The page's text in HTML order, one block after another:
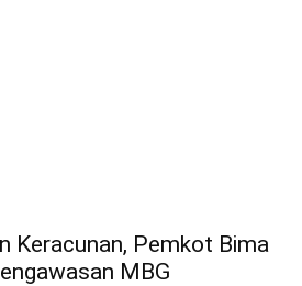
Keracunan, Pemkot Bima
MBG